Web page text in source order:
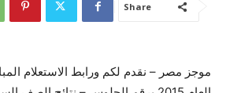
Share
موجز مصر – نقدم لكم ورابط الاستعلام